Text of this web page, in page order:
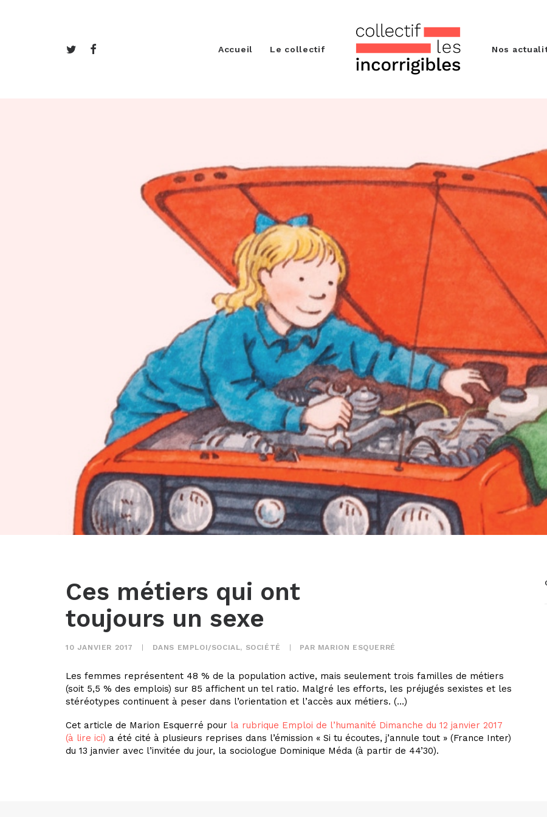
Accueil Le collectif Nos
Ces métiers qui ont
toujours un sexe
10 JANVIER 2017 DANS EMPLOI/SOCIAL, SOCIÉTÉ PAR MARION ESQUERRÉ
Les femmes représentent 48 % de la population active, mais seulement trois familles de métiers
(soit 5,5 % des emplois) sur 85 affichent un tel ratio. Malgré les efforts, les préjugés sexistes et les
stéréotypes continuent à peser dans l’orientation et l’accès aux métiers. (…)
Cet article de Marion Esquerré pour la rubrique Emploi de l’humanité Dimanche du 12 janvier 2017
(à lire ici) a été cité à plusieurs reprises dans l’émission « Si tu écoutes, j’annule tout » (France Inter)
du 13 janvier avec l’invitée du jour, la sociologue Dominique Méda (à partir de 44’30).